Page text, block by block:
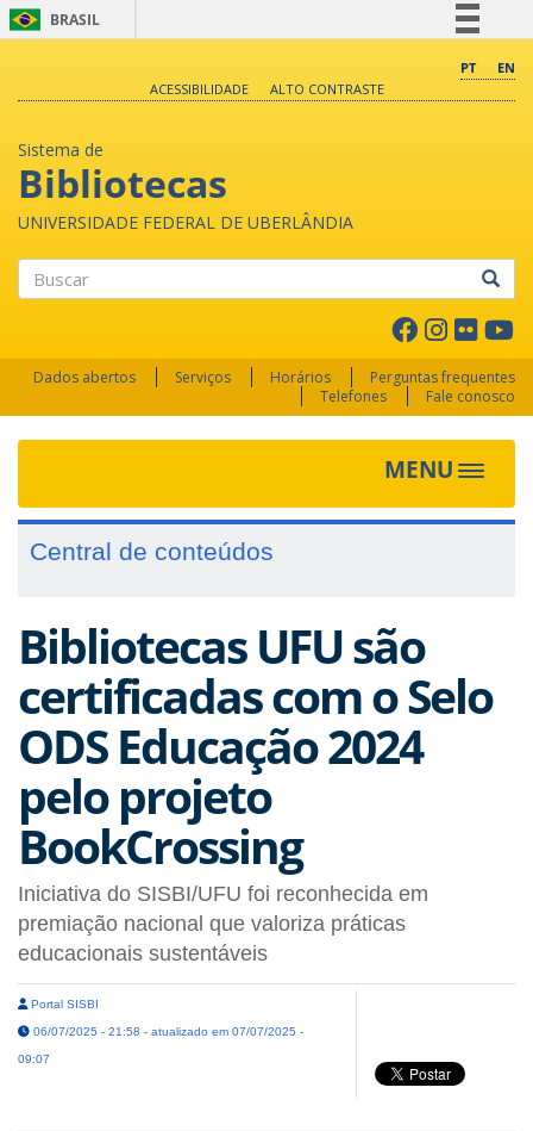
BRASIL
Comunica BR
PT
EN
ACESSIBILIDADE
ALTO CONTRASTE
Sistema de
Bibliotecas
UNIVERSIDADE FEDERAL DE UBERLÂNDIA
Dados abertos Serviços Horários
Perguntas frequentes
Telefones
Fale conosco
MENU Toggle
Central de conteúdos
Bibliotecas UFU são
certificadas com o Selo
ODS Educação 2024
pelo projeto
BookCrossing
Iniciativa do SISBI/UFU foi reconhecida em
premiação nacional que valoriza práticas
educacionais sustentáveis
Portal SISBI
06/07/2025 - 21:58 - atualizado em 07/07/2025 -
09:07